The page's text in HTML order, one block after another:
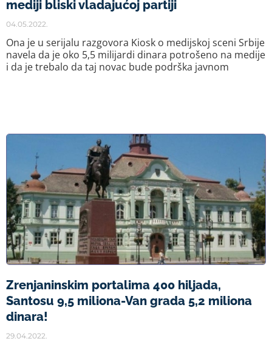
mediji bliski vladajućoj partiji
04.05.2022.
Ona je u serijalu razgovora Kiosk o medijskoj sceni Srbije
navela da je oko 5,5 milijardi dinara potrošeno na medije
i da je trebalo da taj novac bude podrška javnom
Zrenjaninskim portalima 400 hiljada,
Santosu 9,5 miliona-Van grada 5,2 miliona
dinara!
29.04.2022.